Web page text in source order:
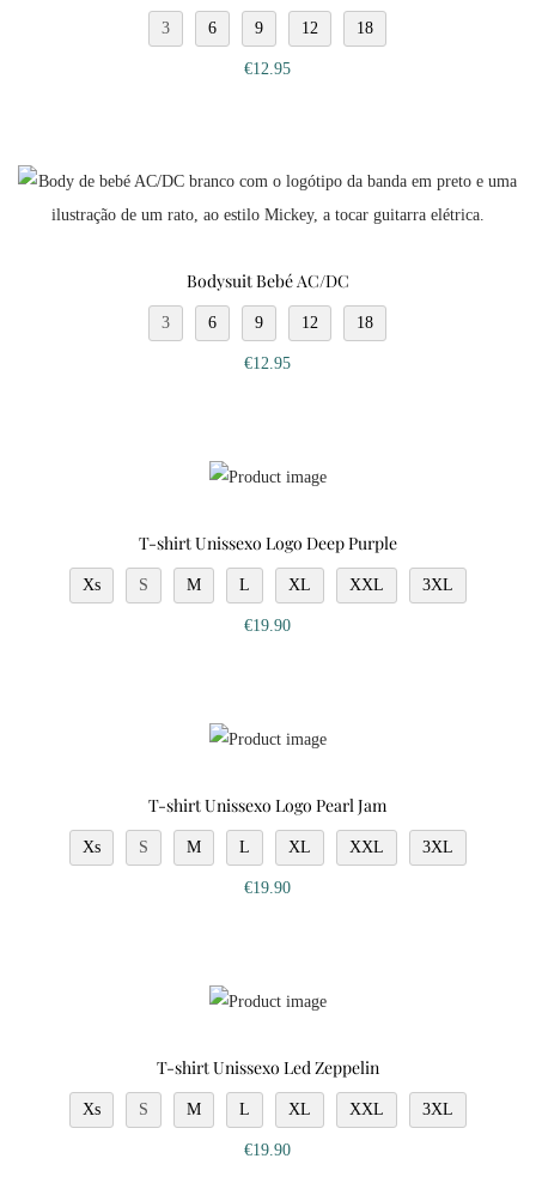
3 6 9 12 18
€12.95
Bodysuit Bebé AC/DC
3 6 9 12 18
€12.95
T-shirt Unissexo Logo Deep Purple
Xs S M L XL XXL 3XL
€19.90
T-shirt Unissexo Logo Pearl Jam
Xs S M L XL XXL 3XL
€19.90
T-shirt Unissexo Led Zeppelin
Xs S M L XL XXL 3XL
€19.90